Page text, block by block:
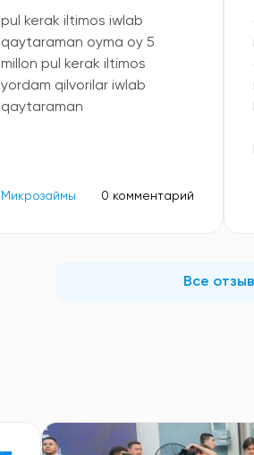
pul kerak iltimos iwlab
qaytaraman oyma oy 5
millon pul kerak iltimos
yordam qilvorilar iwlab
qaytaraman
Микрозаймы 0 комментарий
Все